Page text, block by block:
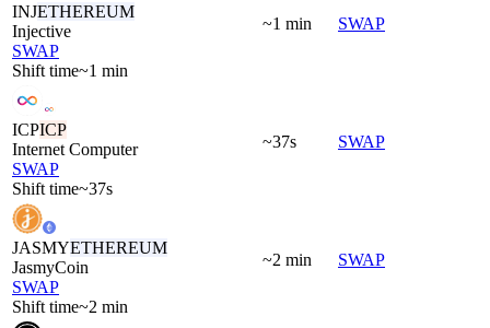
INJETHEREUM
Injective
SWAP
Shift time~1 min
~1 min SWAP
ICPICP
Internet Computer
SWAP
Shift time~37s
~37s SWAP
JASMYETHEREUM
JasmyCoin
SWAP
Shift time~2 min
~2 min SWAP